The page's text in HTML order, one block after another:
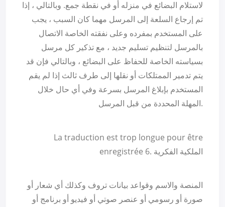
لاستلام البضائع في منزله أو في نقطة جمع. وبالتالي ، إذا
تم إرجاع السلعة إلى المرسل مهما كان السبب ، يجب
على المستخدم بمفرده وعلى نفقته الخاصة الاتصال
بالمرسل لتنظيم تسليم جديد ، مع تذكير كل مرسل
بسياسته الخاصة للحفاظ على البضائع ، وبالتالي فإن قد
يتم تدمير الممتلكات أو نقلها إلى طرف ثالث إذا لم يقم
المستخدم بإبلاغ المرسل بسرعة وفي أي حال خلال
المهلة المحددة من قبل المرسل.
La traduction est trop longue pour être
enregistrée 6. الملكية الفكرية
المنصة والاسم وقواعد بيانات تروف وكذلك أي شعار أو
صورة أو رسومي أو عنصر صوتي أو فيديو أو برنامج أو